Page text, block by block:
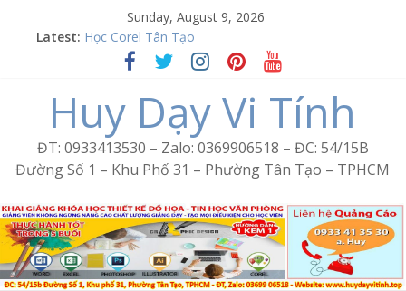
Sunday, August 9, 2026
Latest: Word Bình Trị Đông – Tin học văn phòng cấp tốc
Học Corel Tân Tạo
Cách tạo USB Boot bằng Ventoy
Khóa học Photoshop tại Tân Tạo
Excel Bình Trị Đông – Vi tính văn phòng cấp tốc
Huy Dạy Vi Tính
ĐT: 0933413530 – Zalo: 0369906518 – ĐC: 54/15B
Đường Số 1 – Khu Phố 31 – Phường Tân Tạo – TPHCM